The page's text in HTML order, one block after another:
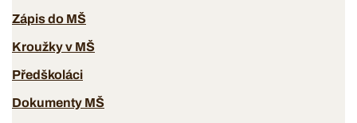
Zápis do MŠ
Kroužky v MŠ
Předškoláci
Dokumenty MŠ